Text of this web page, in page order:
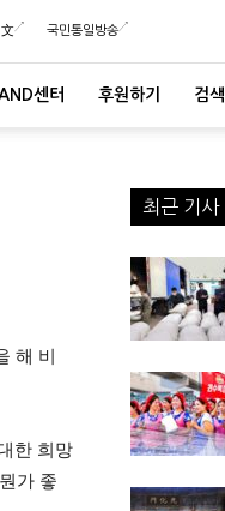
국민통일방송
센터 후원하기 검색
해 비
한 희망
가 좋
최근 기사